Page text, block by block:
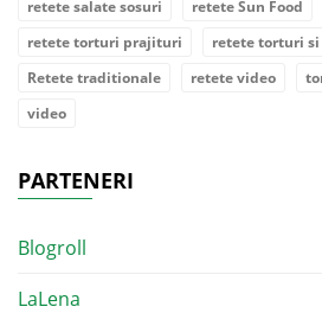
retete salate sosuri
retete Sun Food
retete torturi prajituri
retete torturi
Retete traditionale
retete video
video
PARTENERI
Blogroll
LaLena